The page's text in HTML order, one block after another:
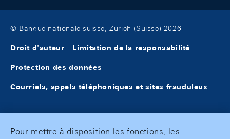
© Banque nationale suisse, Zurich (Suisse) 2026
Droit d'auteur Limitation de la responsabilité
Protection des données
Courriels, appels téléphoniques et sites frauduleux
Pour mettre à disposition les fonctions, les